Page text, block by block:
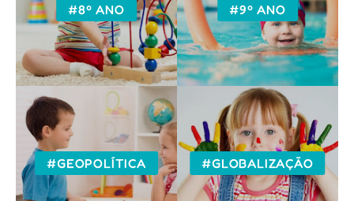
#8º ANO #9º ANO
#GEOPOLÍTICA #GLOBALIZAÇÃO